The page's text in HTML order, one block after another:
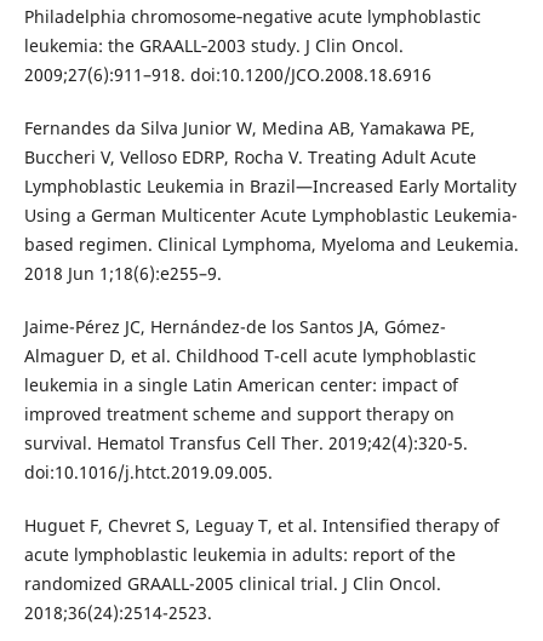
Philadelphia chromosome‑negative acute lymphoblastic
leukemia: the GRAALL‑2003 study. J Clin Oncol.
2009;27(6):911–918. doi:10.1200/JCO.2008.18.6916
Fernandes da Silva Junior W, Medina AB, Yamakawa PE,
Buccheri V, Velloso EDRP, Rocha V. Treating Adult Acute
Lymphoblastic Leukemia in Brazil—Increased Early Mortality
Using a German Multicenter Acute Lymphoblastic Leukemia-
based regimen. Clinical Lymphoma, Myeloma and Leukemia.
2018 Jun 1;18(6):e255–9.
Jaime-Pérez JC, Hernández-de los Santos JA, Gómez-
Almaguer D, et al. Childhood T-cell acute lymphoblastic
leukemia in a single Latin American center: impact of
improved treatment scheme and support therapy on
survival. Hematol Transfus Cell Ther. 2019;42(4):320-5.
doi:10.1016/j.htct.2019.09.005.
Huguet F, Chevret S, Leguay T, et al. Intensified therapy of
acute lymphoblastic leukemia in adults: report of the
randomized GRAALL-2005 clinical trial. J Clin Oncol.
2018;36(24):2514-2523.